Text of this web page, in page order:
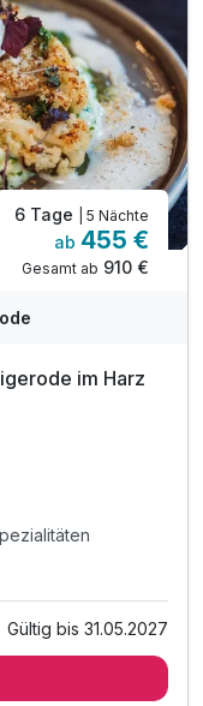
6 Tage | 5 Nächte
ab 455 €
Gesamt ab 910 €
im Harz
Gültig bis 31.05.2027